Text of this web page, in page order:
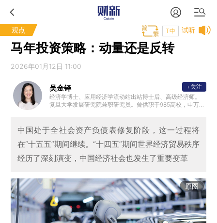
观点 试听
T中
马年投资策略：动量还是反转
2026年01月12日 11:00
吴金铎
经济学博士、应用经济学流动站出站博士后、高级经济师。
复旦大学发展研究院兼职研究员。曾供职于985高校，申万宏
观、全球资本市场及多资产配置。著有图书《Evolving Chin
a：Speed to Quality》。
+关注
中国处于全社会资产负债表修复阶段，这一过程将
在“十五五”期间继续。“十四五”期间世界经济贸易秩序
经历了深刻演变，中国经济社会也发生了重要变革
原图